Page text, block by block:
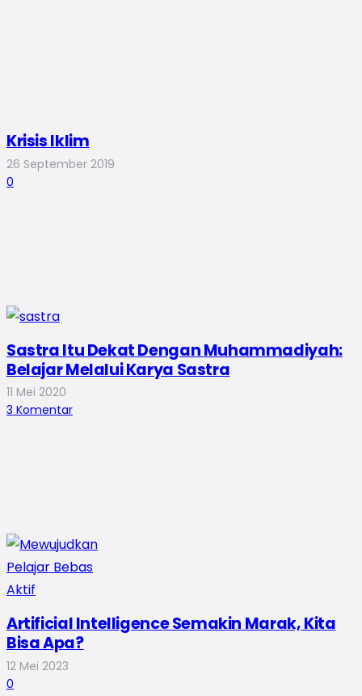
Krisis Iklim
26 September 2019
0
Sastra Itu Dekat Dengan Muhammadiyah:
Belajar Melalui Karya Sastra
11 Mei 2020
3 Komentar
Artificial Intelligence Semakin Marak, Kita
Bisa Apa?
12 Mei 2023
0